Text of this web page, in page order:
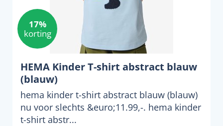
17%
korting
HEMA Kinder T-shirt abstract blauw
(blauw)
hema kinder t-shirt abstract blauw (blauw)
nu voor slechts &euro;11.99,-. hema kinder
t-shirt abstr...